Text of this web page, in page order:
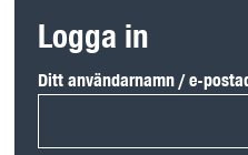
Logga in
Ditt användarnamn / e-